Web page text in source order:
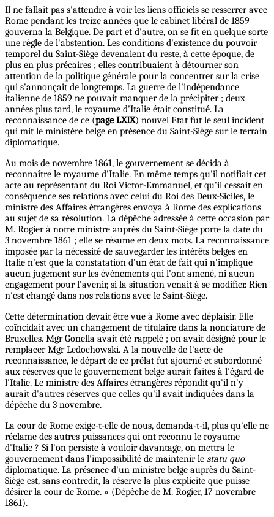
Il ne fallait pas s'attendre à voir les liens officiels se resserrer avec
Rome pendant les treize années que le cabinet libéral de 1859
gouverna la Belgique. De part et d'autre, on se fit en quelque sorte
une règle de l'abstention. Les conditions d'existence du pouvoir
temporel du Saint-Siège devenaient du reste, à cette époque, de
plus en plus précaires ; elles contribuaient à détourner son
attention de la politique générale pour la concentrer sur la crise
qui s'annonçait de longtemps. La guerre de l'indépendance
italienne de 1859 ne pouvait manquer de la précipiter ; deux
années plus tard, le royaume d'Italie était constitué. La
reconnaissance de ce (page LXIX) nouvel Etat fut le seul incident
qui mit le ministère belge en présence du Saint-Siège sur le terrain
diplomatique.
Au mois de novembre 1861, le gouvernement se décida à
reconnaître le royaume d'Italie. En même temps qu'il notifiait cet
acte au représentant du Roi Victor-Emmanuel, et qu'il cessait en
conséquence ses relations avec celui du Roi des Deux-Siciles, le
ministre des Affaires étrangères envoya à Rome des explications
au sujet de sa résolution. La dépêche adressée à cette occasion par
M. Rogier à notre ministre auprès du Saint-Siège porte la date du
3 novembre 1861 ; elle se résume en deux mots. La reconnaissance
imposée par la nécessité de sauvegarder les intérêts belges en
Italie n'est que la constatation d'un état de fait qui n'implique
aucun jugement sur les événements qui l'ont amené, ni aucun
engagement pour l'avenir, si la situation venait à se modifier. Rien
n'est changé dans nos relations avec le Saint-Siège.
Cette détermination devait être vue à Rome avec déplaisir. Elle
coïncidait avec un changement de titulaire dans la nonciature de
Bruxelles. Mgr Gonella avait été rappelé ; on avait désigné pour le
remplacer Mgr Ledochowski. A la nouvelle de l'acte de
reconnaissance, le départ de ce prélat fut ajourné et subordonné
aux réserves que le gouvernement belge aurait faites à l'égard de
l'Italie. Le ministre des Affaires étrangères répondit qu'il n'y
aurait d'autres réserves que celles qu'il avait indiquées dans la
dépêche du 3 novembre.
La cour de Rome exige-t-elle de nous, demanda-t-il, plus qu'elle ne
réclame des autres puissances qui ont reconnu le royaume
d'Italie ? Si l'on persiste à vouloir davantage, on mettra le
gouvernement dans l'impossibilité de maintenir le statu quo
diplomatique. La présence d'un ministre belge auprès du Saint-
Siège est, sans contredit, la réserve la plus explicite que puisse
désirer la cour de Rome. » (Dépêche de M. Rogier, 17 novembre
1861).